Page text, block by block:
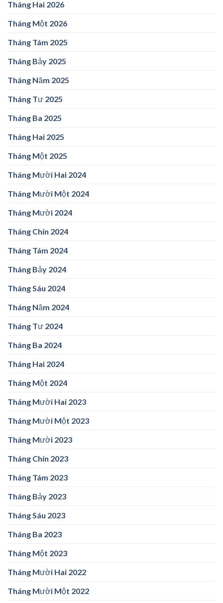
Tháng Hai 2026
Tháng Một 2026
Tháng Tám 2025
Tháng Bảy 2025
Tháng Năm 2025
Tháng Tư 2025
Tháng Ba 2025
Tháng Hai 2025
Tháng Một 2025
Tháng Mười Hai 2024
Tháng Mười Một 2024
Tháng Mười 2024
Tháng Chín 2024
Tháng Tám 2024
Tháng Bảy 2024
Tháng Sáu 2024
Tháng Năm 2024
Tháng Tư 2024
Tháng Ba 2024
Tháng Hai 2024
Tháng Một 2024
Tháng Mười Hai 2023
Tháng Mười Một 2023
Tháng Mười 2023
Tháng Chín 2023
Tháng Tám 2023
Tháng Bảy 2023
Tháng Sáu 2023
Tháng Ba 2023
Tháng Một 2023
Tháng Mười Hai 2022
Tháng Mười Một 2022